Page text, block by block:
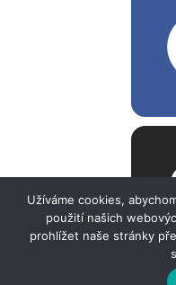
Užíváme cookies,
použití našich
prohlížet naše stránky